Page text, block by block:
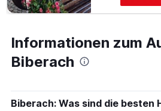
Informationen zum
Biberach
Biberach: Was sind die besten